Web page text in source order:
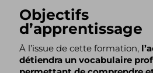
Objectifs
d’apprentissage
À l’issue de cette formation,
détiendra un vocabulaire